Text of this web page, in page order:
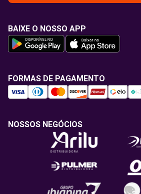
BAIXE O NOSSO APP
FORMAS DE PAGAMENTO
NOSSOS NEGÓCIOS